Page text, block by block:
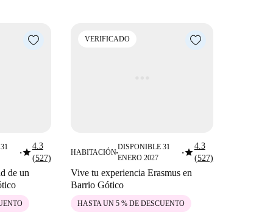
■star4.3
(527)
de un
VERIFICADO
HABITACIÓN■
DISPONIBLE 31
ENERO 2027
■star4.3
(527)
Vive tu experiencia Erasmus en
Barrio Gótico
HASTA UN 5 % DE DESCUENTO